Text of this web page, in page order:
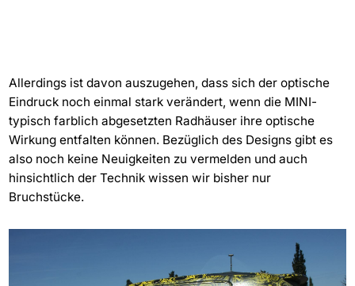
Allerdings ist davon auszugehen, dass sich der optische
Eindruck noch einmal stark verändert, wenn die MINI-
typisch farblich abgesetzten Radhäuser ihre optische
Wirkung entfalten können. Bezüglich des Designs gibt es
also noch keine Neuigkeiten zu vermelden und auch
hinsichtlich der Technik wissen wir bisher nur
Bruchstücke.